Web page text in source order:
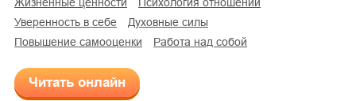
уверенность в себе
духовные силы
повышение самооценки
работа над собой
Читать онлайн